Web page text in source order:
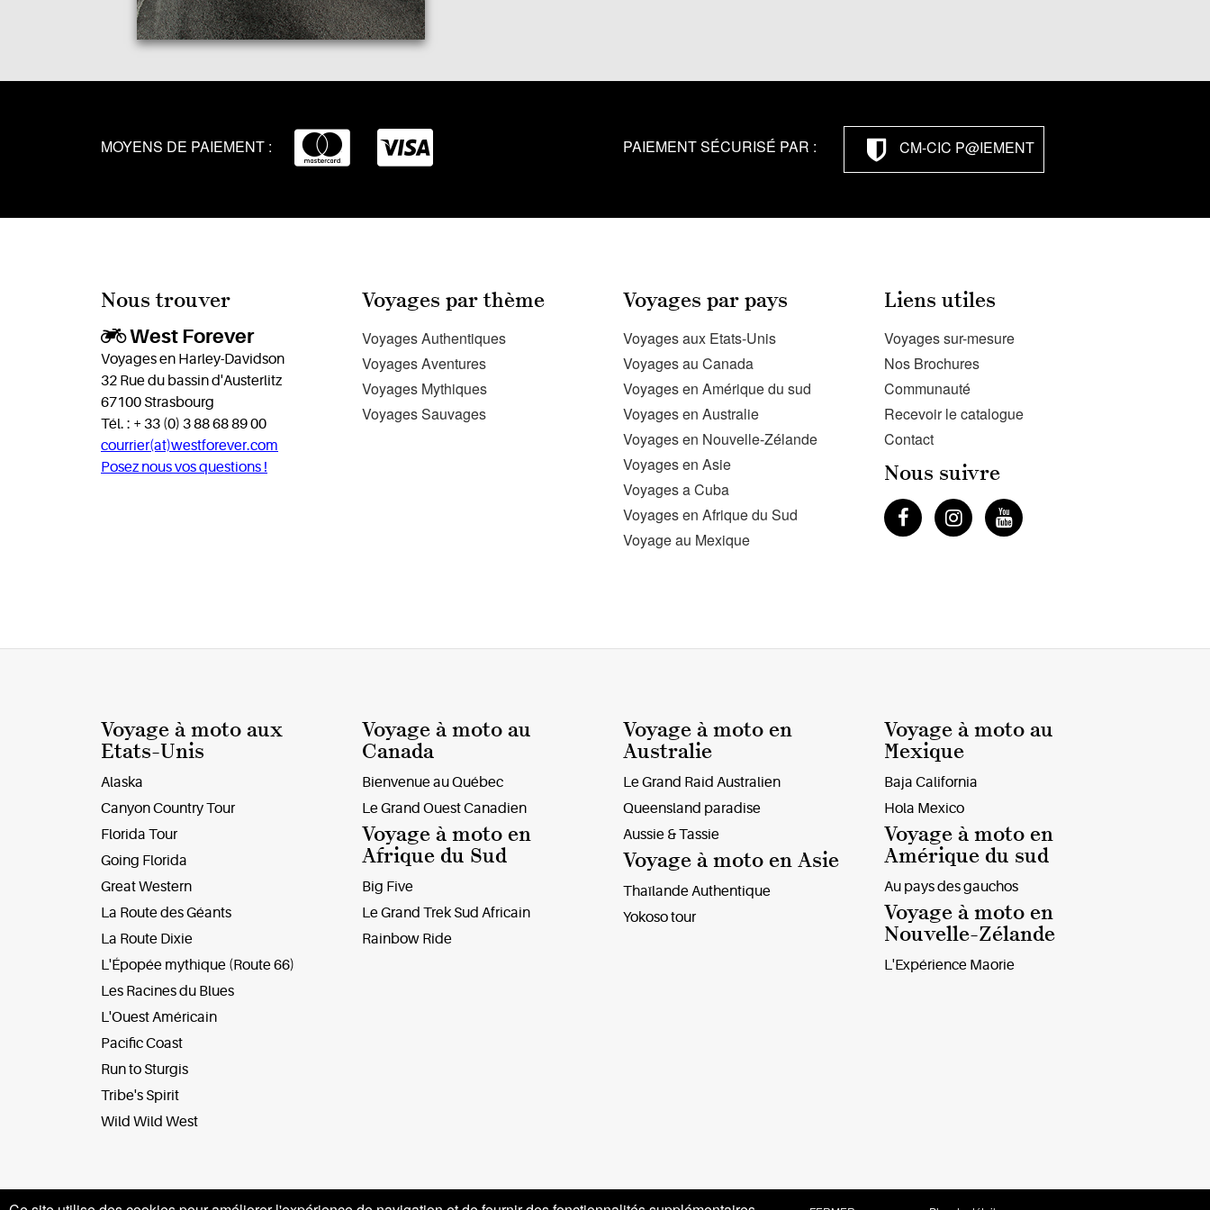
MOYENS DE PAIEMENT : PAIEMENT SÉCURISÉ PAR : CM-CIC P@IEMENT
Nous trouver
West Forever
Voyages en Harley-Davidson
32 Rue du bassin d'Austerlitz
67100 Strasbourg
Tél. : + 33 (0) 3 88 68 89 00
courrier(at)westforever.com
Posez nous vos questions !
Voyages par thème
Voyages Authentiques
Voyages Aventures
Voyages Mythiques
Voyages Sauvages
Voyages par pays
Voyages aux Etats-Unis
Voyages au Canada
Voyages en Amérique du sud
Voyages en Australie
Voyages en Nouvelle-Zélande
Voyages en Asie
Voyages a Cuba
Voyages en Afrique du Sud
Voyage au Mexique
Liens utiles
Voyages sur-mesure
Nos Brochures
Communauté
Recevoir le catalogue
Contact
Nous suivre
Voyage à moto aux
Etats-Unis
Alaska
Canyon Country Tour
Florida Tour
Going Florida
Great Western
La Route des Géants
La Route Dixie
L'Épopée mythique (Route 66)
Les Racines du Blues
L'Ouest Américain
Pacific Coast
Run to Sturgis
Tribe's Spirit
Wild Wild West
Voyage à moto au
Canada
Bienvenue au Québec
Le Grand Ouest Canadien
Voyage à moto en
Afrique du Sud
Big Five
Le Grand Trek Sud Africain
Rainbow Ride
Voyage à moto en
Australie
Le Grand Raid Australien
Queensland paradise
Aussie & Tassie
Voyage à moto en Asie
Thaïlande Authentique
Yokoso tour
Voyage à moto au
Mexique
Baja California
Hola Mexico
Voyage à moto en
Amérique du sud
Au pays des gauchos
Voyage à moto en
Nouvelle-Zélande
L'Expérience Maorie